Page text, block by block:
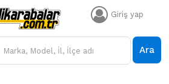
Giriş yap
Ara